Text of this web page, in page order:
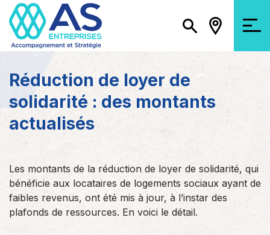
Réduction de loyer de
solidarité : des montants
actualisés
Les montants de la réduction de loyer de solidarité, qui
bénéficie aux locataires de logements sociaux ayant de
faibles revenus, ont été mis à jour, à l’instar des
plafonds de ressources. En voici le détail.